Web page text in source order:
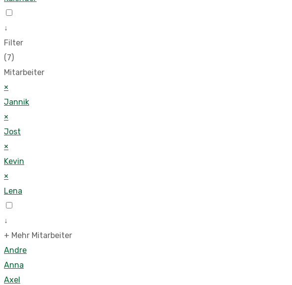
↓
Filter
(7)
Mitarbeiter
×
Jannik
×
Jost
×
Kevin
×
Lena
↓
+ Mehr Mitarbeiter
Andre
Anna
Axel